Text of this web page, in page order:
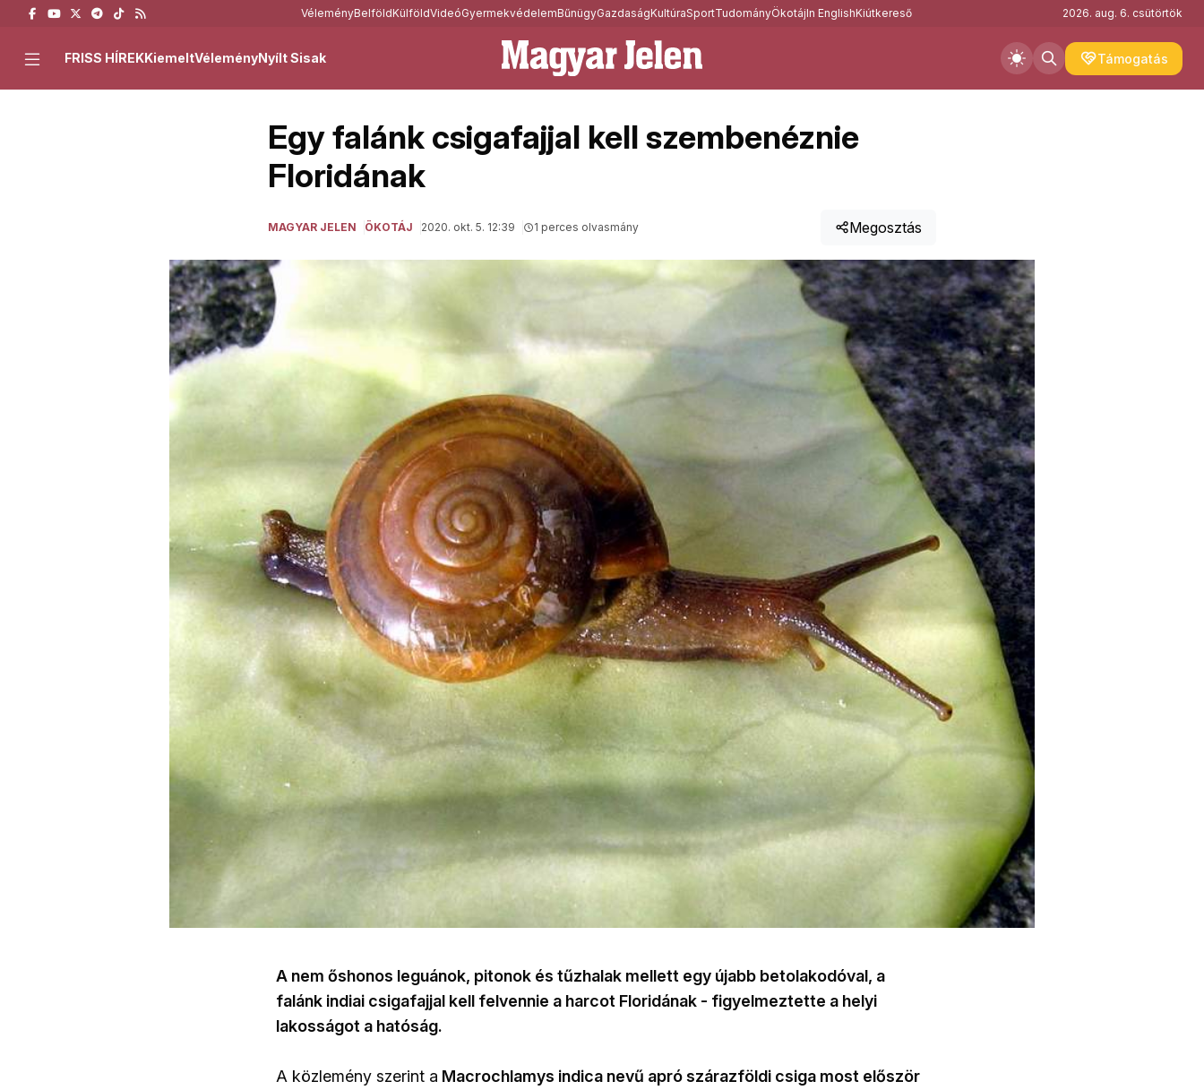
VéleményBelföldKülföldVideóGyermekvédelemBűnügyGazdaságKultúraSportTudományÖkotájIn EnglishKiútkereső 2026. aug. 6. csütörtök
Támogatás
FRISS HÍREKKiemeltVéleményNyílt Sisak
Egy falánk csigafajjal kell szembenéznie
Floridának
MAGYAR JELEN ÖKOTÁJ 2020. okt. 5. 12:39 1 perces olvasmány Megosztás
A nem őshonos leguánok, pitonok és tűzhalak mellett egy újabb betolakodóval, a
falánk indiai csigafajjal kell felvennie a harcot Floridának - figyelmeztette a helyi
lakosságot a hatóság.
A közlemény szerint a Macrochlamys indica nevű apró szárazföldi csiga most először